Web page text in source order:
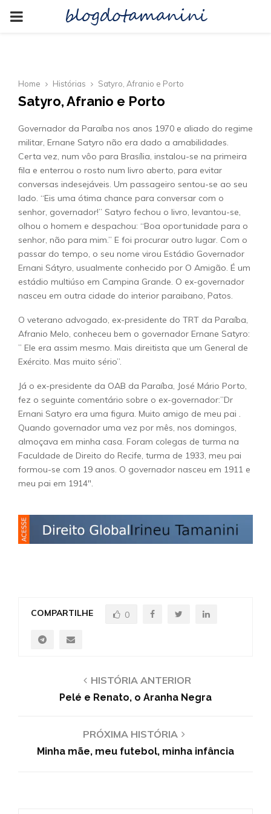
PRIMARYblogdotamanini
Home Histórias Satyro, Afranio e Porto
Satyro, Afranio e Porto
Governador da Paraíba nos anos 1970 e aliado do regime
militar, Ernane Satyro não era dado a amabilidades.
Certa vez, num vôo para Brasília, instalou-se na primeira
fila e enterrou o rosto num livro aberto, para evitar
conversas indesejáveis. Um passageiro sentou-se ao seu
lado. “Eis uma ótima chance para conversar com o
senhor, governador!” Satyro fechou o livro, levantou-se,
olhou o homem e despachou: “Boa oportunidade para o
senhor, não para mim.” E foi procurar outro lugar. Com o
passar do tempo, o seu nome virou Estádio Governador
Ernani Sátyro, usualmente conhecido por O Amigão. É um
estádio multiúso em Campina Grande. O ex-governador
nasceu em outra cidade do interior paraibano, Patos.
O veterano advogado, ex-presidente do TRT da Paraíba,
Afranio Melo, conheceu bem o governador Ernane Satyro:
” Ele era assim mesmo. Mais direitista que um General de
Exército. Mas muito sério”.
Já o ex-presidente da OAB da Paraíba, José Mário Porto,
fez o seguinte comentário sobre o ex-governador:”Dr
Ernani Satyro era uma figura. Muito amigo de meu pai .
Quando governador uma vez por mês, nos domingos,
almoçava em minha casa. Foram colegas de turma na
Faculdade de Direito do Recife, turma de 1933, meu pai
formou-se com 19 anos. O governador nasceu em 1911 e
meu pai em 1914″.
COMPARTILHE 0
HISTÓRIA ANTERIOR
Pelé e Renato, o Aranha Negra
PRÓXIMA HISTÓRIA
Minha mãe, meu futebol, minha infância